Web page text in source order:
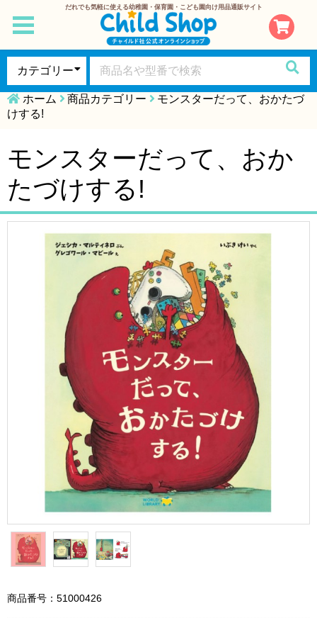
だれでも気軽に使える幼稚園・保育園・こども園向け用品通販サイト
toggle
navigation
ホーム 商品カテゴリー
モンスターだって、おかたづ
けする!
モンスターだって、おか
たづけする!
商品番号：51000426